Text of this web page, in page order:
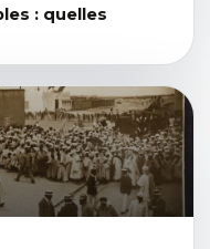
: quelles